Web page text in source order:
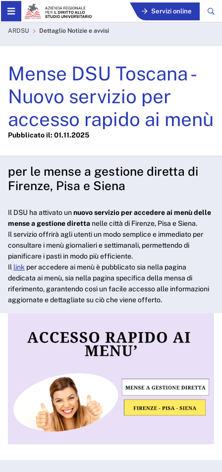
Skip to Main Content Servizi online
Mense DSU Toscana -
ARDSU Dettaglio Notizie e avvisi
Mense DSU Toscana -
Nuovo servizio per
accesso rapido ai menù
Pubblicato il: 01.11.2025
per le mense a gestione diretta di
Firenze, Pisa e Siena
Il DSU ha attivato unnuovo servizio per accedere ai menù delle
mense a gestione diretta nelle città di Firenze, Pisa e Siena.
Il servizio offrirà agli utenti un modo semplice e immediato per
consultare i menù giornalieri e settimanali, permettendo di
pianificare i pasti in modo più efficiente.
Il link per accedere ai menù è pubblicato sia nella pagina
dedicata ai menù, sia nella pagina specifica della mensa di
riferimento, garantendo così un facile accesso alle informazioni
aggiornate e dettagliate su ciò che viene offerto.